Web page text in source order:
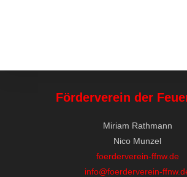
Förderverein der
Miriam Rathmann
Nico Munzel
foerderverein-ffnw.de
info@foerderverein-